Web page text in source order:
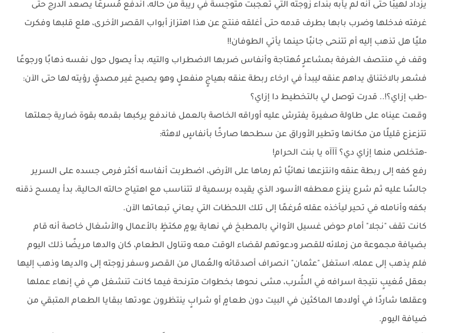
يزداد لهيبًا حتى أنه لم يأبه بنداء زوجته التي تعجبت متوجسةً في ريبة من حاله، اندفع مُسرعًا يصعد الدرج حتى
غرفته فدخلها وضرب بابها بطرف قدمه حتى أغلقه فنتج عن هذا اهتزاز أبواب القصر الأخرى، هلع قلبها وفكرت
مليًا هل تذهب إليه أم تتنحى جانبًا حينما يأتي الطوفان!!
وقف في منتصف الغرفة بمشاعرٍ مُهتاجة وأنفاس ضربها الاضطراب والتيه، بدأ يصول حول نفسه ذهابًا ورجوعًا
فشعر بالاختناق يداهم عنقه ليبدأ في ارخاء ربطة عنقه بهياجٍ منفعلٍ وهو يصيح غير مصدقٍ رؤيته لها حتى الآن:
-طب إزاي؟!.. قدرت توصل لي بالتخطيط دا إزاي؟
وقعت عيناه على طاولة صغيرة يفترش عليه أوراقه الخاصة بالعمل فاندفع يركبها بقدمه بقوة ضارية جعلتها
تتزعزع قليلًا من مكانها وتطير الأوراق عن سطحها صارخًا بأنفاسٍ لاهثة:
-هتخلص منها إزاي دي؟ آآآه يا بنت الحرام!
رفع كفه إلى ربطة عنقه وانتزعها نهائيًا ثم رماها على الأرض، اضطربت أنفاسه أكثر فرمى جسده على السرير
جالسًا عليه ثم شرع ينزع معطفه الأسود الذي يقيده برسمية لا تتناسب مع اهتياج حالته الحالية، بدأ يمسح ذقنه
بكفه وأنامله في تحير ليأخذه عقله مُرغمًا إلى تلك اللحظات التي يعاني تبعاتها الآن.
كانت تقف "نجلا" أمام حوض غسيل الأواني بالمطبخ في نهاية يومٍ مكتظٍ بالأعمال والأشغال خاصة أنه قام
بضيافة مجموعة من زملائه للقصر ودعوتهم لقضاء الوقت معه وتناول الطعام، كان والدها مريضًا ذلك اليوم
فلم يذهب إلى عمله، استغل "عثمان" انصراف أصدقائه والعُمال من القصر وسفر زوجته إلى والديها وذهب إليها
بعقل مُغيبٍ نتيجة اسرافه في الشُرب، مشى نحوها بخطوات مترنحة فيما كانت تنشغل هي في إنهاء عملها
وعقلها شاردًا في أولادها الماكثين في البيت دون طعامٍ أو شرابٍ ينتظرون عودتها ببقايا الطعام المتبقي من
ضيافة اليوم.